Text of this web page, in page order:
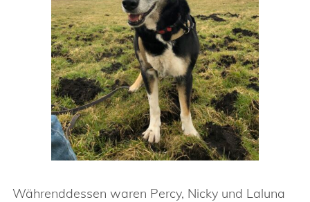
Währenddessen waren Percy, Nicky und Laluna